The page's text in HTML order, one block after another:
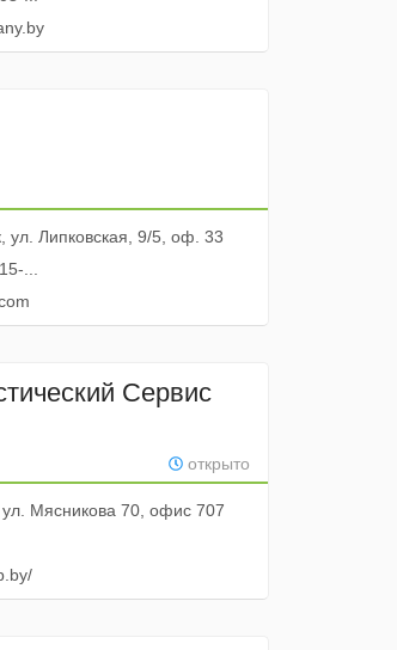
ул. Липковская, 9/5, оф. 33
...
Сервис
открыто
Мясникова 70, офис 707